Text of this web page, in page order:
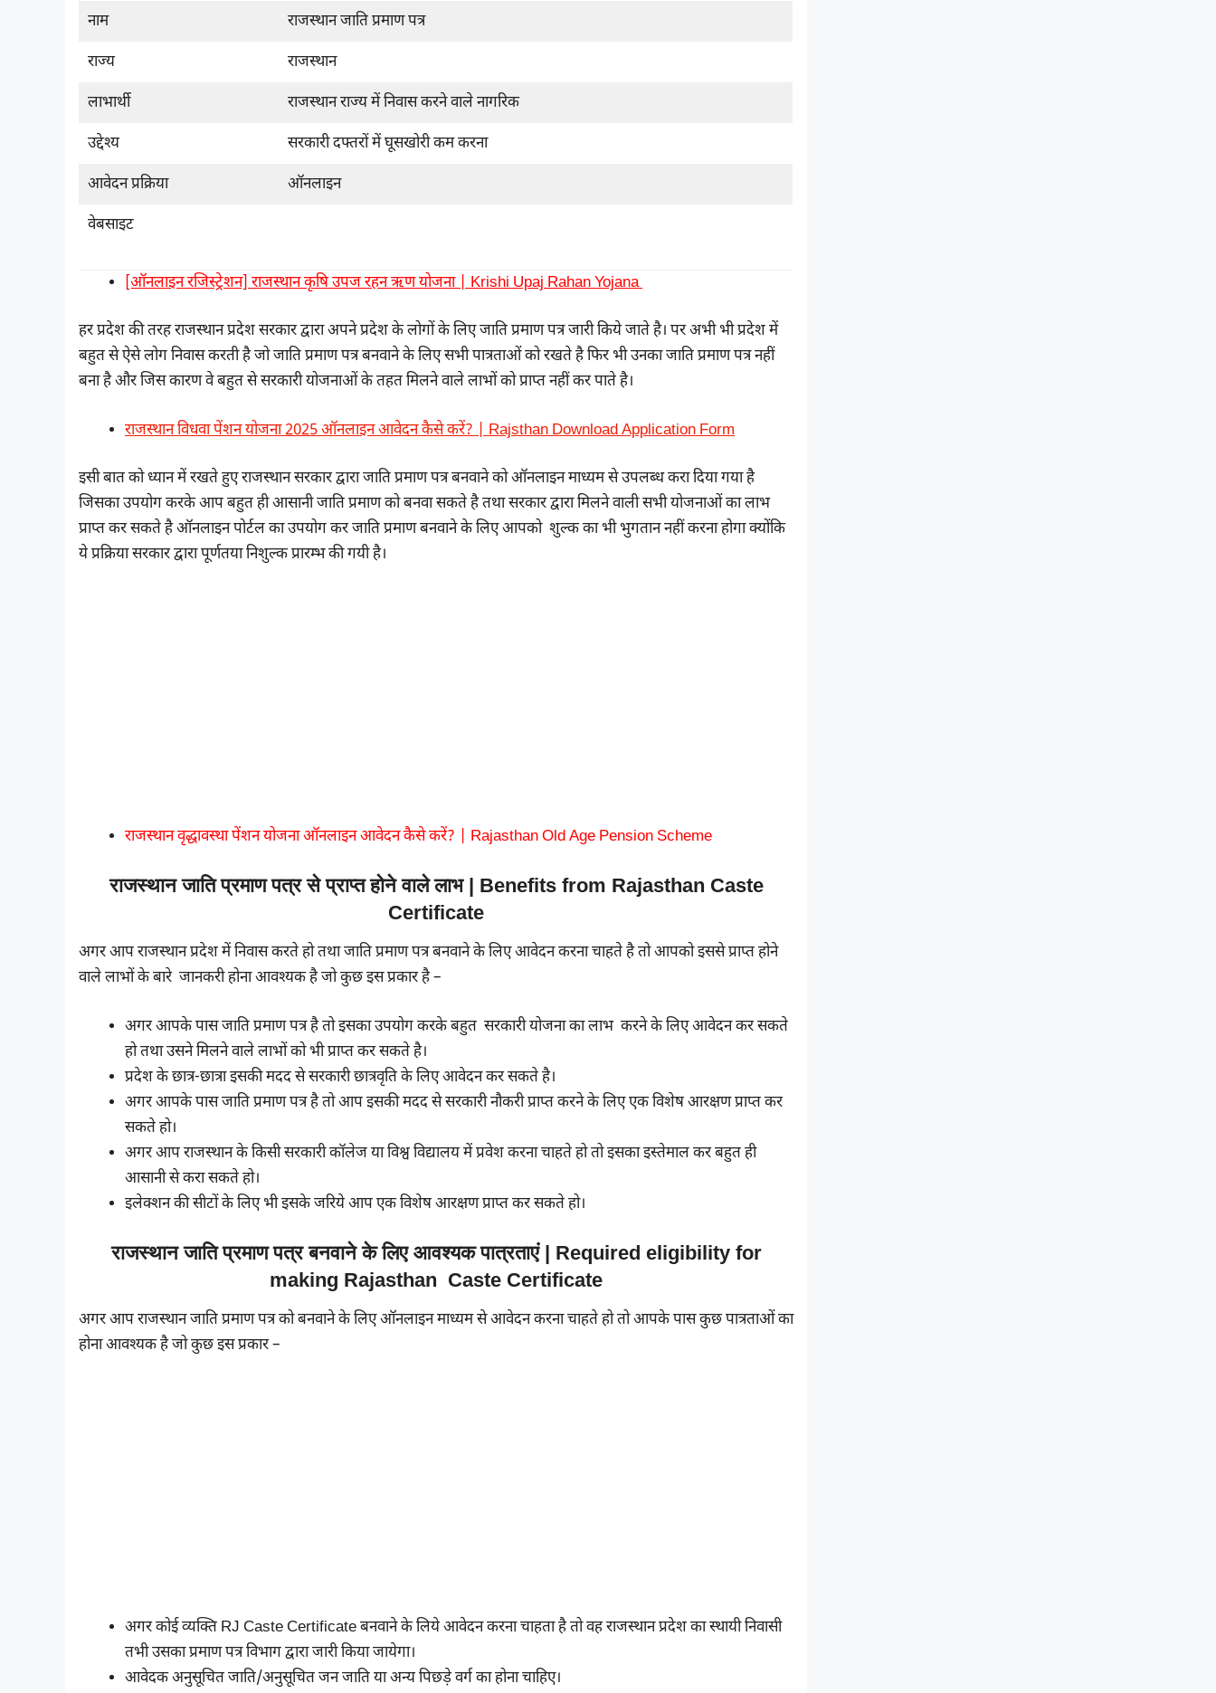
नाम राजस्थान जाति प्रमाण पत्र
राज्य राजस्थान
लाभार्थी राजस्थान राज्य में निवास करने वाले नागरिक
उद्देश्य सरकारी दफ्तरों में घूसखोरी कम करना
आवेदन प्रक्रिया ऑनलाइन
वेबसाइट
[ऑनलाइन रजिस्ट्रेशन] राजस्थान कृषि उपज रहन ऋण योजना | Krishi Upaj Rahan Yojana
हर प्रदेश की तरह राजस्थान प्रदेश सरकार द्वारा अपने प्रदेश के लोगों के लिए जाति प्रमाण पत्र जारी किये जाते है। पर अभी भी प्रदेश में
बहुत से ऐसे लोग निवास करती है जो जाति प्रमाण पत्र बनवाने के लिए सभी पात्रताओं को रखते है फिर भी उनका जाति प्रमाण पत्र नहीं
बना है और जिस कारण वे बहुत से सरकारी योजनाओं के तहत मिलने वाले लाभों को प्राप्त नहीं कर पाते है।
राजस्थान विधवा पेंशन योजना 2025 ऑनलाइन आवेदन कैसे करें? | Rajsthan Download Application Form
इसी बात को ध्यान में रखते हुए राजस्थान सरकार द्वारा जाति प्रमाण पत्र बनवाने को ऑनलाइन माध्यम से उपलब्ध करा दिया गया है
जिसका उपयोग करके आप बहुत ही आसानी जाति प्रमाण को बनवा सकते है तथा सरकार द्वारा मिलने वाली सभी योजनाओं का लाभ
प्राप्त कर सकते है ऑनलाइन पोर्टल का उपयोग कर जाति प्रमाण बनवाने के लिए आपको शुल्क का भी भुगतान नहीं करना होगा क्योंकि
ये प्रक्रिया सरकार द्वारा पूर्णतया निशुल्क प्रारम्भ की गयी है।
राजस्थान वृद्धावस्था पेंशन योजना ऑनलाइन आवेदन कैसे करें? | Rajasthan Old Age Pension Scheme
राजस्थान जाति प्रमाण पत्र से प्राप्त होने वाले लाभ | Benefits from Rajasthan Caste
Certificate
अगर आप राजस्थान प्रदेश में निवास करते हो तथा जाति प्रमाण पत्र बनवाने के लिए आवेदन करना चाहते है तो आपको इससे प्राप्त होने
वाले लाभों के बारे जानकरी होना आवश्यक है जो कुछ इस प्रकार है –
अगर आपके पास जाति प्रमाण पत्र है तो इसका उपयोग करके बहुत सरकारी योजना का लाभ करने के लिए आवेदन कर सकते
हो तथा उसने मिलने वाले लाभों को भी प्राप्त कर सकते है।
प्रदेश के छात्र-छात्रा इसकी मदद से सरकारी छात्रवृति के लिए आवेदन कर सकते है।
अगर आपके पास जाति प्रमाण पत्र है तो आप इसकी मदद से सरकारी नौकरी प्राप्त करने के लिए एक विशेष आरक्षण प्राप्त कर
सकते हो।
अगर आप राजस्थान के किसी सरकारी कॉलेज या विश्व विद्यालय में प्रवेश करना चाहते हो तो इसका इस्तेमाल कर बहुत ही
आसानी से करा सकते हो।
इलेक्शन की सीटों के लिए भी इसके जरिये आप एक विशेष आरक्षण प्राप्त कर सकते हो।
राजस्थान जाति प्रमाण पत्र बनवाने के लिए आवश्यक पात्रताएं | Required eligibility for
making Rajasthan Caste Certificate
अगर आप राजस्थान जाति प्रमाण पत्र को बनवाने के लिए ऑनलाइन माध्यम से आवेदन करना चाहते हो तो आपके पास कुछ पात्रताओं का
होना आवश्यक है जो कुछ इस प्रकार –
अगर कोई व्यक्ति RJ Caste Certificate बनवाने के लिये आवेदन करना चाहता है तो वह राजस्थान प्रदेश का स्थायी निवासी
तभी उसका प्रमाण पत्र विभाग द्वारा जारी किया जायेगा।
आवेदक अनुसूचित जाति/अनुसूचित जन जाति या अन्य पिछड़े वर्ग का होना चाहिए।